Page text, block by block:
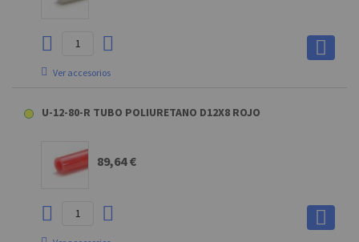
Ver accesorios
TUBECUTTER CORTATUBO
7,31 €
U-12-80-R TUBO POLIURETANO D12X8 ROJO
89,64 €